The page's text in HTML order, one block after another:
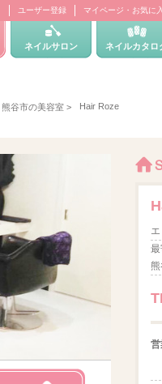
ユーザー登録 マイページ・お気に
ネイルサロン ネイルカタロ
熊谷市の美容室 > Hair Roze
最
熊
営